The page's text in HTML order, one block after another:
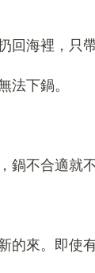
海裡，只帶
下鍋。
不合適就
的來。即使